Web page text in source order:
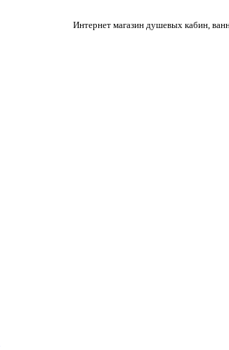
Интернет магазин душевых кабин,